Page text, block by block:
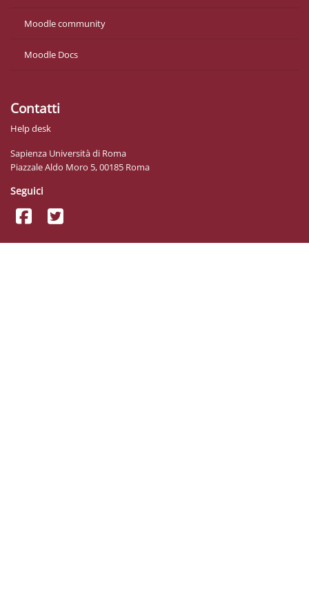
Moodle community
Moodle Docs
Contatti
Help desk
Sapienza Università di Roma
Piazzale Aldo Moro 5, 00185 Roma
Seguici